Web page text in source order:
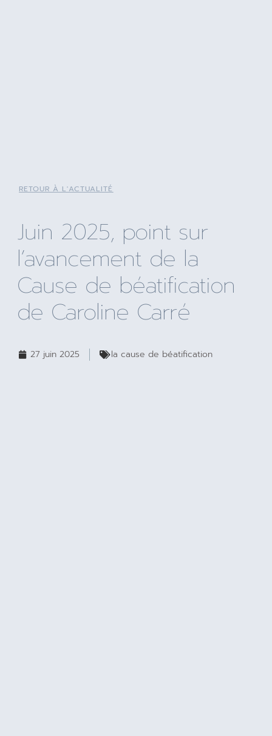
RETOUR À L'ACTUALITÉ
Juin 2025, point sur
l’avancement de la
Cause de béatification
de Caroline Carré
27 juin 2025 la cause de béatification